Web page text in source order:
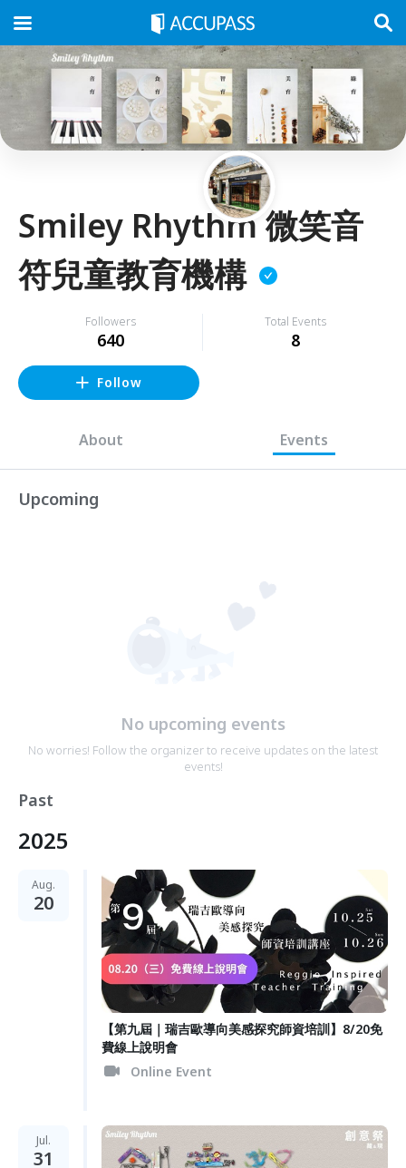
Smiley Rhythm 微笑音
符兒童教育機構
Followers
640
Total Events
8
Follow
About Events
Upcoming
No upcoming events
No worries! Follow the organizer to receive updates on the latest
events!
Past
2025
Aug.
20
【第九屆｜瑞吉歐導向美感探究師資培訓】8/20免
費線上說明會
Online Event
Jul.
31